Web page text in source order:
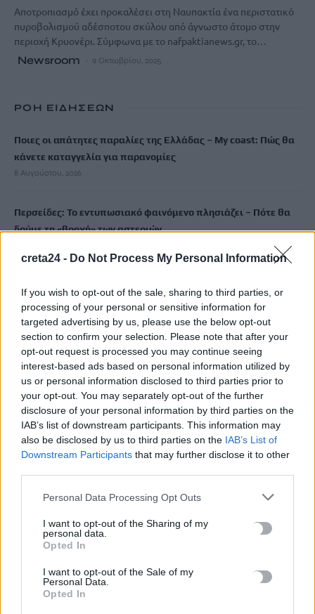
creta24 - Do Not Process My Personal Information
If you wish to opt-out of the sale, sharing to third parties, or
processing of your personal or sensitive information for
targeted advertising by us, please use the below opt-out
section to confirm your selection. Please note that after your
opt-out request is processed you may continue seeing
interest-based ads based on personal information utilized by
us or personal information disclosed to third parties prior to
your opt-out. You may separately opt-out of the further
disclosure of your personal information by third parties on the
IAB’s list of downstream participants. This information may
also be disclosed by us to third parties on the IAB’s List of
Downstream Participants that may further disclose it to other
Personal Data Processing Opt Outs
I want to opt-out of the Sharing of my
personal data.
Opted In
I want to opt-out of the Sale of my
Personal Data.
Opted In
Αποτροπιασμό έχει προκαλέσει στη Ναυπακτία ένα περιστατικό
πυροβολισμού αδέσποτου σκύλου από άγνωστο άτομο στην
περιοχή Κρυονέρι. Σύμφωνα με το nafpaktianews.gr, το…
Newsroom 9 Οκτωβρίου, 2025
ΡΟΗ ΕΙΔΗΣΕΩΝ
Ποιες οι απάτητες παραλίες της Ελλάδας – My coast: Πώς θα
κάνετε καταγγελία για παρανομίες
8 Αυγούστου, 2026
Περσείδες: Το εντυπωσιακό φαινόμενο πλησιάζει – Πότε θα
δούμε τη «βροχή» των αστεριών
τραπεζών
8 Αυγούστου, 2026
Ισπανία: Η συγκινητική επανένωση γυναίκας με τα
γαϊδουράκια της μετά τις πυρκαγιές
8 Αυγούστου, 2026
Στις 19 Αυγούστου η γενική συνέλευση του συλλόγου
κρεοπωλών Χανίων
Νέος κύκλος μαθημάτων Κινεζικής Γλώσσας στο
Πανεπιστήμιο Κρήτης για το ακαδημαϊκό έτος 2026-2027
8 Αυγούστου, 2026
Άνοια: Ποια είναι τα επαγγέλματα που προστατεύουν τον
εγκέφαλο